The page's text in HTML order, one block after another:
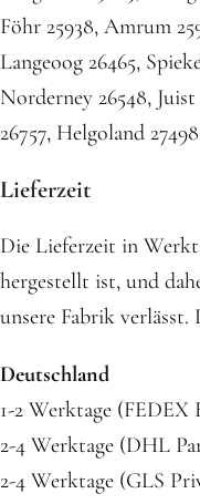
Föhr 25938, Amrum
Langeoog 26465,
Norderney 26548,
26757, Helgoland
Lieferzeit
Die Lieferzeit in
hergestellt ist, und
unsere Fabrik verlässt.
Deutschland
1-2 Werktage (FEDEX
2-4 Werktage (DHL
2-4 Werktage (GLS